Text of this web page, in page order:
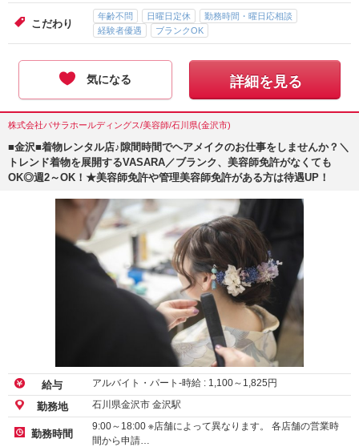
こだわり
年齢不問 日曜日定休
勤務時間・曜日応相談
経験者優遇
ブランクOK
気になる 詳細を見る
株式会社バサラホールディングス/美容師/石川県(金沢市)
■金沢■着物レンタル店♪隙間時間でヘアメイクのお仕事をしませんか？＼
トレンド着物を展開するVASARA／ブランク、美容師免許がなくても
OK◎週2～OK！★美容師免許や管理美容師免許がある方は待遇UP！
給与 アルバイト・パート-時給 : 1,100～ 1,825円
勤務地 石川県金沢市 金沢駅
勤務時間
9:00～18:00 ※店舗によって異なります。 各店舗の営業時
間から申請…